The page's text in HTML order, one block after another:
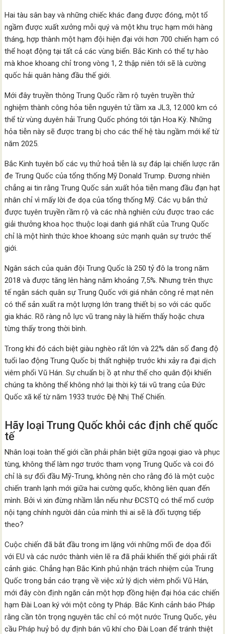
Hai tàu sân bay và những chiếc khác đang được đóng, một tổ
ngầm được xuất xưởng mỗi quý và một khu trục hạm mới hàng
tháng, hợp thành một hạm đội hiện đại với hơn 700 chiến hạm có
thể hoạt động tại tất cả các vùng biển. Bắc Kinh có thể tự hào
mà khoe khoang chỉ trong vòng 1, 2 thập niên tới sẽ là cường
quốc hải quân hàng đầu thế giới.
Mới đây truyền thông Trung Quốc rầm rộ tuyên truyền thử
nghiệm thành công hỏa tiễn nguyên tử tầm xa JL3, 12.000 km có
thể từ vùng duyên hải Trung Quốc phóng tới tận Hoa Kỳ. Những
hỏa tiễn này sẽ được trang bị cho các thế hệ tàu ngầm mới kể từ
năm 2025.
Bắc Kinh tuyên bố các vụ thử hoả tiễn là sự đáp lại chiến lược răn
đe Trung Quốc của tổng thống Mỹ Donald Trump. Đương nhiên
chẳng ai tin rằng Trung Quốc sản xuất hỏa tiễn mang đầu đạn hạt
nhân chỉ vì mấy lời đe dọa của tổng thống Mỹ. Các vụ bắn thử
được tuyên truyền rầm rộ và các nhà nghiên cứu được trao các
giải thưởng khoa học thuộc loại danh giá nhất của Trung Quốc
chỉ là một hình thức khoe khoang sức mạnh quân sự trước thế
giới.
Ngân sách của quân đội Trung Quốc là 250 tỷ đô la trong năm
2018 và được tăng lên hàng năm khoảng 7,5%. Nhưng trên thực
tế ngân sách quân sự Trung Quốc với giá nhân công rẻ mạt nên
có thể sản xuất ra một lượng lớn trang thiết bị so với các quốc
gia khác. Rõ ràng nỗ lực vũ trang này là hiếm thấy hoặc chưa
từng thấy trong thời bình.
Trong khi đó cách biệt giàu nghèo rất lớn và 22% dân số đang độ
tuổi lao động Trung Quốc bị thất nghiệp trước khi xảy ra đại dịch
viêm phổi Vũ Hán. Sự chuẩn bị ồ ạt như thế cho quân đội khiến
chúng ta không thể không nhớ lại thời kỳ tái vũ trang của Đức
Quốc xã kể từ năm 1933 trước Đệ Nhị Thế Chiến.
Hãy loại Trung Quốc khỏi các định chế quốc
tế
Nhân loại toàn thế giới cần phải phân biệt giữa ngoại giao và phục
tùng, không thể làm ngơ trước tham vọng Trung Quốc và coi đó
chỉ là sự đối đầu Mỹ-Trung, không nên cho rằng đó là một cuộc
chiến tranh lạnh mới giữa hai cường quốc, không liên quan đến
mình. Bởi vì xin đừng nhầm lẫn nếu như ĐCSTQ có thể mổ cướp
nội tạng chính người dân của mình thì ai sẽ là đối tượng tiếp
theo?
Cuộc chiến đã bắt đầu trong im lặng với những mối đe dọa đối
với EU và các nước thành viên lẽ ra đã phải khiến thế giới phải rất
cảnh giác. Chẳng hạn Bắc Kinh phủ nhận trách nhiệm của Trung
Quốc trong bản cáo trạng về việc xử lý dịch viêm phổi Vũ Hán,
mới đây còn định ngăn cản một hợp đồng hiện đại hóa các chiến
hạm Đài Loan ký với một công ty Pháp. Bắc Kinh cảnh báo Pháp
rằng cần tôn trọng nguyên tắc chỉ có một nước Trung Quốc, yêu
cầu Pháp huỷ bỏ dự định bán vũ khí cho Đài Loan để tránh thiệt